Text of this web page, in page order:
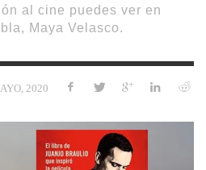
al cine puedes ver en
Maya Velasco.
2020